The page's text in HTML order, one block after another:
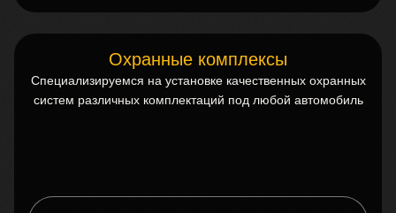
Охранные комплексы
Специализируемся на установке качественных охранных
систем различных комплектаций под любой автомобиль